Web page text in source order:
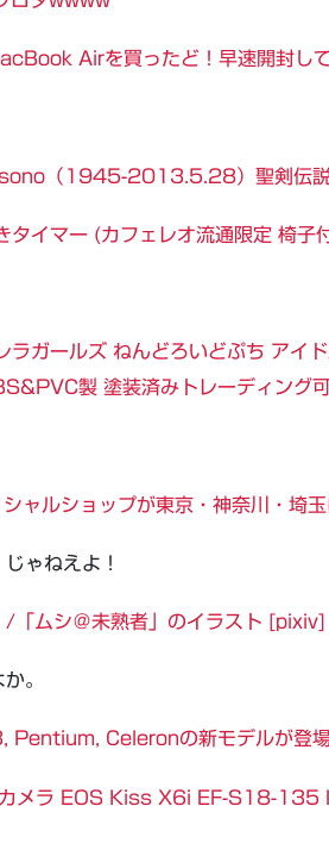
Airを買ったど！早速開封し
（1945-2013.5.28）聖剣伝
タイマー (カフェレオ流通限定 椅子
ラガールズ ねんどろいどぷち アイ
製 塗装済みトレーディング
ャルショップが東京・神奈川・埼
ゃねえよ！
/「ムシ＠未熟者」のイラスト [pixiv]
。
Celeronの新モデルが登
カメラ EOS Kiss X6i EF-S18-135